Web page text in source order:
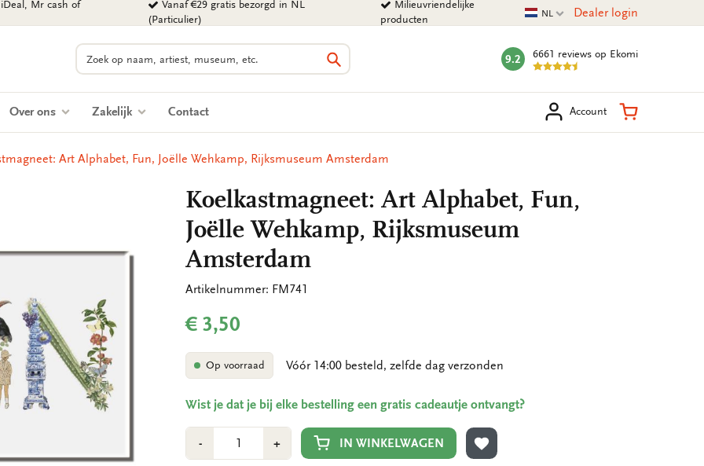
Mr cash of
Vanaf €29 gratis bezorgd in NL
(Particulier)
Milieuvriendelijke
producten
Huidige taal
NL Dealer login
Zoeken
Zoeken
mark:
9.2 6661 reviews op Ekomi
Over ons Zakelijk Contact Account Winkelmand
Art Alphabet, Fun, Joëlle Wehkamp, Rijksmuseum Amsterdam
Koelkastmagneet: Art Alphabet, Fun,
Joëlle Wehkamp, Rijksmuseum
Amsterdam
Artikelnummer: FM741
€ 3,50
Op voorraad Vóór 14:00 besteld, zelfde dag verzonden
Wist je dat je bij elke bestelling een gratis cadeautje ontvangt?
-Min
1
+Plus
1
IN WINKELWAGEN
TOEVOEGEN AAN VERLANGLIJST